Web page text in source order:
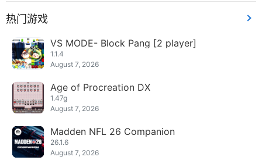
热门游戏
VS MODE- Block Pang [2 player]
1.1.4
August 7, 2026
Age of Procreation DX
1.47g
August 7, 2026
Madden NFL 26 Companion
26.1.6
August 7, 2026